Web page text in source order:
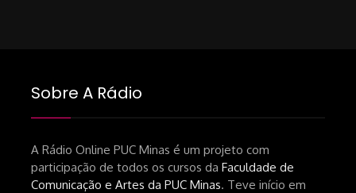
Sobre A Rádio
A Rádio Online PUC Minas é um projeto com
participação de todos os cursos da Faculdade de
Comunicação e Artes da PUC Minas. Teve início em